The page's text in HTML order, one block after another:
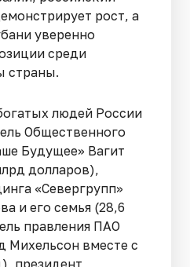
рост, а
уверенно
среди
страны.
людей России
Общественного
Будущее» Вагит
долларов),
«Севергрупп»
и его семья (28,6
правления ПАО
Михельсон вместе с
президент